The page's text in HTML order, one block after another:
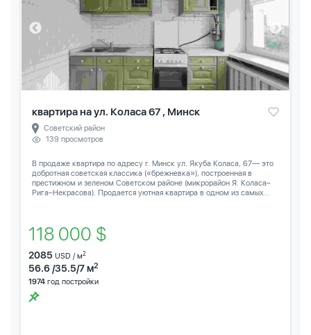
квартира на ул. Коласа 67 , Минск
Советский район
139 просмотров
В продаже квартира по адресу г. Минск ул. Якуба Коласа, 67— это
добротная советская классика («брежневка»), построенная в
престижном и зеленом Советском районе (микрорайон Я. Коласа–
Рига–Некрасова). Продается уютная квартира в одном из самых...
118 000 $
2085 USD / м2
56.6 /35.5/7 м2
1974 год постройки